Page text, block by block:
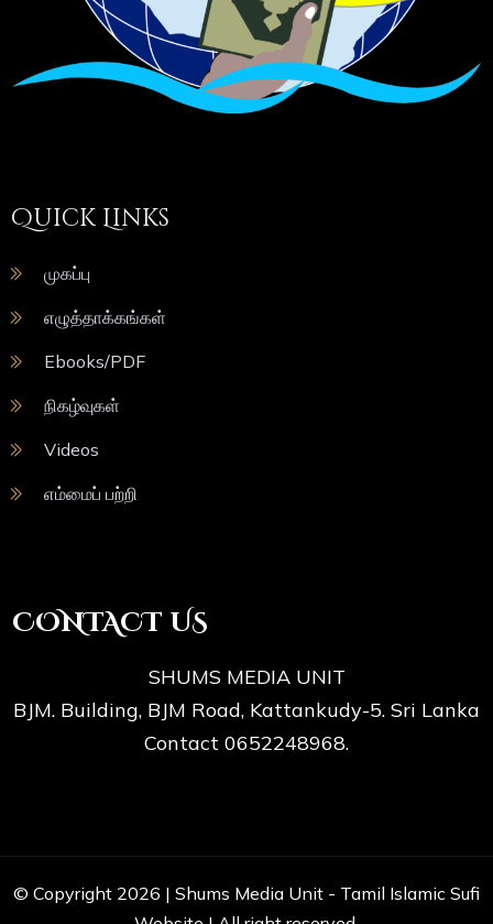
Quick Links
முகப்பு
எழுத்தாக்கங்கள்
Ebooks/PDF
நிகழ்வுகள்
Videos
எம்மைப் பற்றி
CONTACT US
SHUMS MEDIA UNIT
BJM. Building, BJM Road, Kattankudy-5. Sri Lanka
Contact 0652248968.
© Copyright 2026 | Shums Media Unit - Tamil Islamic Sufi